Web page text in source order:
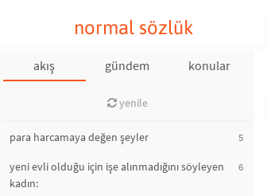
normal sözlük
akış gündem konular
yenile
para harcamaya değen şeyler 5
yeni evli olduğu için işe alınmadığını söyleyen
kadın:
6